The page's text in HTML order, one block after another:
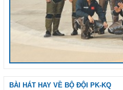
BÀI HÁT HAY VỀ BỘ ĐỘI PK-KQ